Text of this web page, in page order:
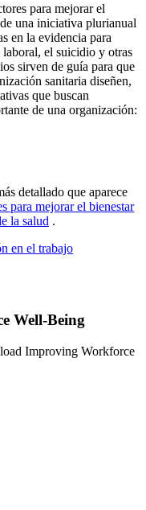
para mejorar el
una iniciativa plurianual
en la evidencia para
el suicidio y otras
sirven de guía para que
sanitaria diseñen,
que buscan
de una organización:
detallado que aparece
para mejorar el bienestar
la salud .
en el trabajo
Well-Being
Improving Workforce